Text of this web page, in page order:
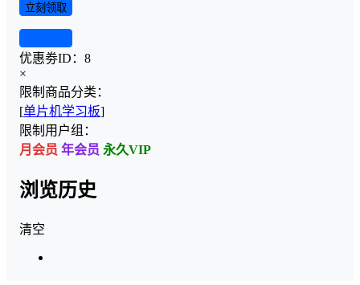
立刻领取
优惠劵ID： 8
×
限制商品分类：
[单片机学习板]
限制用户组：
月会员 年会员 永久VIP
浏览历史
清空